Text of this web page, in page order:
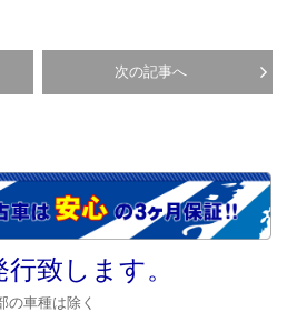
次の記事へ
致します。
の車種は除く